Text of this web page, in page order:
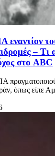
– Τι
στο ABC
όπως είπε